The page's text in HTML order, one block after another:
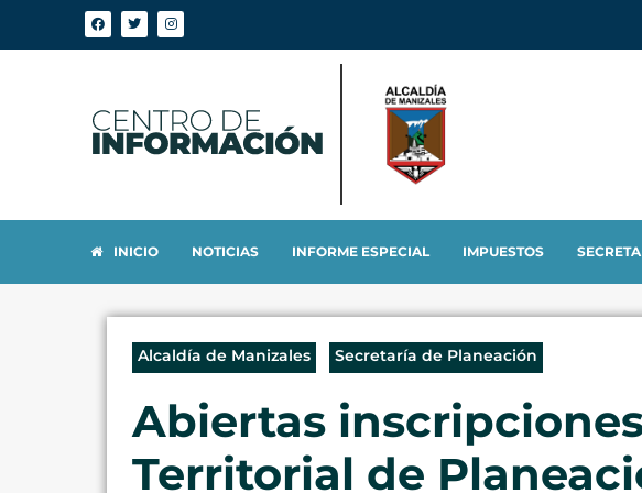
INICIO NOTICIAS INFORME ESPECIAL IMPUESTOS
Alcaldía de Manizales Secretaría de Planeación
Abiertas
Territorial de